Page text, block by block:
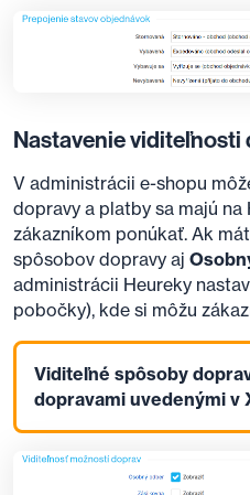
Nastavenie viditeľnosti
V administrácii e-shopu
dopravy a platby sa majú
zákazníkom ponúkať. Ak
spôsobov dopravy aj
administrácii Heureky
pobočky), kde si môžu
Viditeľné spôsoby
dopravami uvedenými v